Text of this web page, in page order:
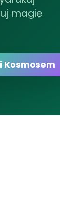
magię
Kosmosem